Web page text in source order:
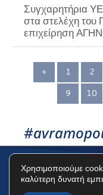
Συγχαρητήρια
στα στελέχη του
επιχείρηση
« 1 2
9
10
Όροι ΧρήσηςΠολιτική
Χρησιμοποιούμε
καλύτερη δυνατή